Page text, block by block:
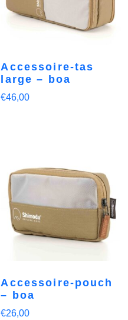
Accessoire-tas
large – boa
€46,00
Accessoire-pouch
– boa
€26,00